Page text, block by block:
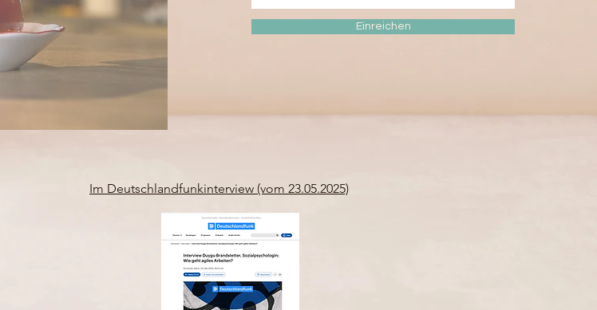
Einreichen
Im Deutschlandfunkinterview (vom 23.05.2025)